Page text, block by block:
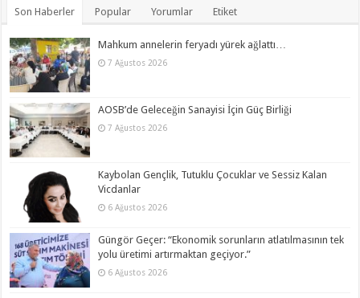
Son Haberler Popular Yorumlar Etiket
Mahkum annelerin feryadı yürek ağlattı…
7 Ağustos 2026
AOSB’de Geleceğin Sanayisi İçin Güç Birliği
7 Ağustos 2026
Kaybolan Gençlik, Tutuklu Çocuklar ve Sessiz Kalan
Vicdanlar
6 Ağustos 2026
Güngör Geçer: “Ekonomik sorunların atlatılmasının tek
yolu üretimi artırmaktan geçiyor.”
6 Ağustos 2026